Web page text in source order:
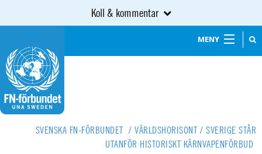
Koll & kommentar
MENY
SVENSKA FN-FÖRBUNDET / VÄRLDSHORISONT / SVERIGE STÅR
UTANFÖR HISTORISKT KÄRNVAPENFÖRBUD